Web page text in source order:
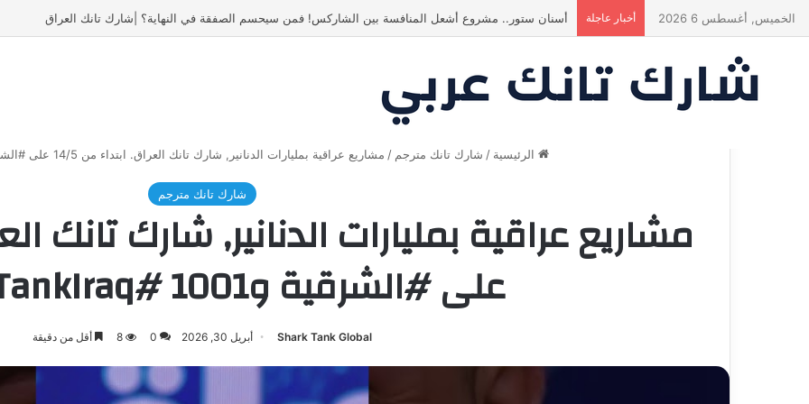
الخميس, أغسطس 6 2026 أخبار عاجلة ياسين منصور كان ليه رأي تاني خالص! انبهر بالفكرة وآمن برائد الأعمال
الرئيسية / شارك تانك مترجم / مشاريع عراقية بمليارات الدنانير, شارك تانك العراق. ابتداء من 14/5 على #الشرقية و1001 #SharkTankIraq
شارك تانك مترجم
على #الشرقية و1001 #SharkTankIraq
Shark Tank Global أبريل 30, 2026 0
8 أقل من دقيقة